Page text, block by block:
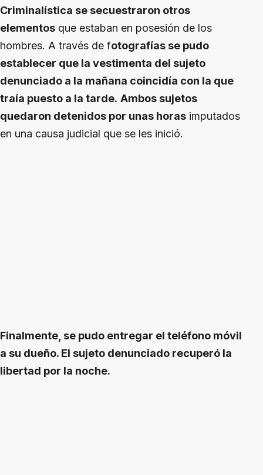
Criminalística se secuestraron otros
elementos que estaban en posesión de los
hombres. A través de fotografías se pudo
establecer que la vestimenta del sujeto
denunciado a la mañana coincidía con la que
traía puesto a la tarde. Ambos sujetos
quedaron detenidos por unas horas imputados
en una causa judicial que se les inició.
Finalmente, se pudo entregar el teléfono móvil
a su dueño. El sujeto denunciado recuperó la
libertad por la noche.